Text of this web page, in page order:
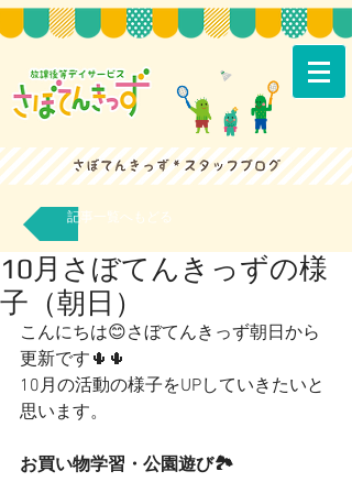
記事一覧へもどる
10月さぼてんきっずの様
子（朝日）
こんにちは😊さぼてんきっず朝日から
更新です🌵🌵
10月の活動の様子をUPしていきたいと
思います。
お買い物学習・公園遊び🏞